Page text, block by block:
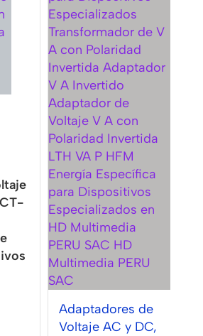
Adaptadores de
Voltaje AC y DC,